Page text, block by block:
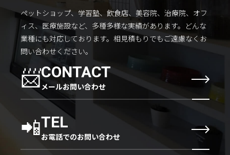
採用情報 会社概要
ペットショップ、学習塾、飲食店、美容院、治療院、オフ
ィス、医療施設など、多種多様な実績があります。 どんな
業種にも対応しております。 相見積もりでもご遠慮なくお
問い合わせください。
📨CONTACT
メールお問い合わせ
📲TEL
お電話でのお問い合わせ